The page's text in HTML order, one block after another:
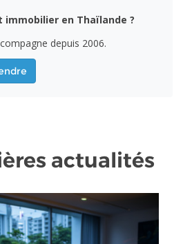
immobilier en Thaïlande ?
depuis 2006.
actualités